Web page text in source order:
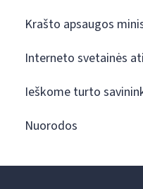
Krašto apsaugos
Interneto svetainės
Ieškome turto
Nuorodos